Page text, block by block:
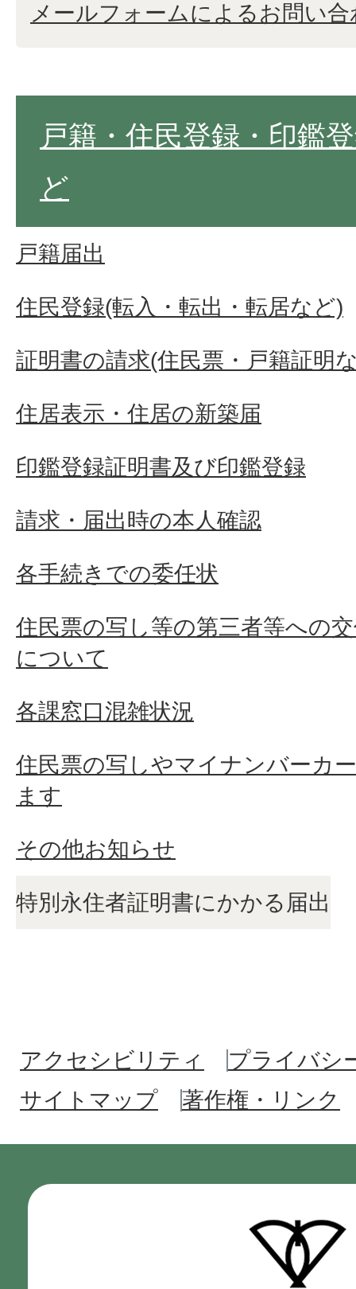
メールフォームによるお問い合
戸籍・住民登録・印鑑
ど
戸籍届出
住民登録(転入・転出・転居など)
証明書の請求(住民票・戸籍証明
住居表示・住居の新築届
印鑑登録証明書及び印鑑登録
請求・届出時の本人確認
各手続きでの委任状
住民票の写し等の第三者等への
について
各課窓口混雑状況
住民票の写しやマイナンバーカ
ます
その他お知らせ
特別永住者証明書にかかる届出
アクセシビリティ
プライバシ
サイトマップ
著作権・リンク